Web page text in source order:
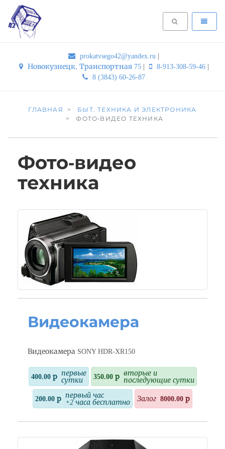
prokatvsego42@yandex.ru |
Новокузнецк, Транспортная 75 | 8-913-308-59-46 |
8 (3843) 60-26-87
ГЛАВНАЯ
БЫТ. ТЕХНИКА И ЭЛЕКТРОНИКА
ФОТО-ВИДЕО ТЕХНИКА
Фото-видео
техника
Видеокамера
Видеокамера SONY HDR-XR150
400.00 р первые
сутки
350.00 р вторые и
последующие сутки
200.00 р первый час
+2 часа бесплатно
Залог 8000.00 р